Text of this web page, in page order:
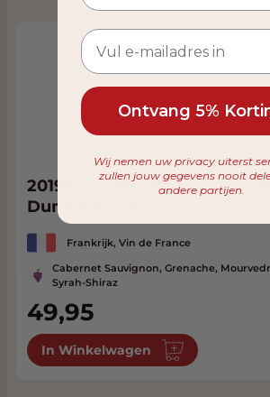
2019 Pierre Graffeuille et
Dumarcher Odyssée
Frankrijk, Vin de France
Cabernet Sauvignon, Grenache,
Syrah-Shiraz
49,95
In Winkelwagen
Ontvang 5%
Wij nemen uw privacy uiterst
zullen jouw gegevens nooit
andere partijen.